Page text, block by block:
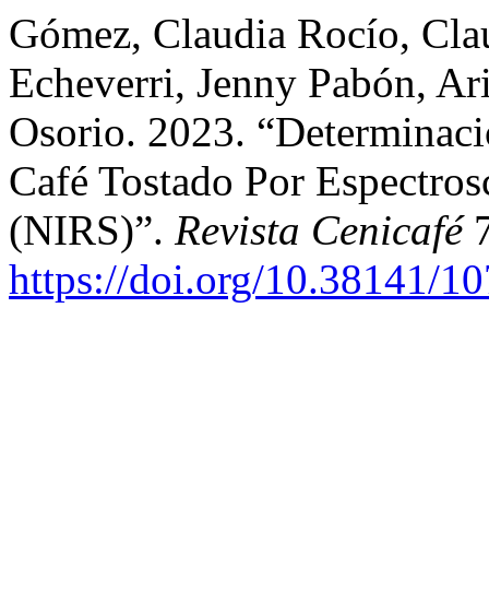
Gómez, Claudia Rocío,
Echeverri, Jenny Pabón,
Osorio. 2023.
Café Tostado Por
(NIRS)”. Revista Cenicafé
https://doi.org/10.38141/